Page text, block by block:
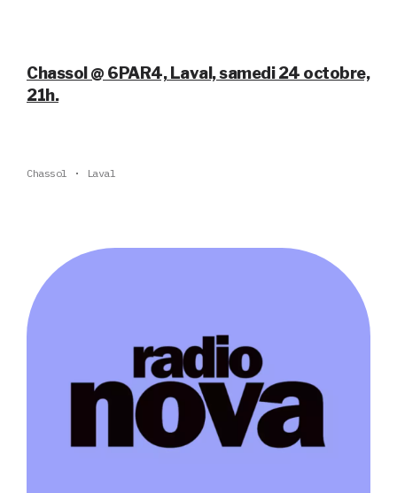
Chassol @ 6PAR4, Laval, samedi 24 octobre,
21h.
Chassol Laval